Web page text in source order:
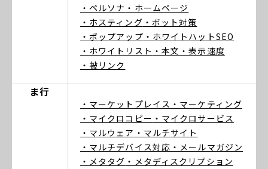
・ペルソナ ・ホームページ
・ホスティング ・ボット対策
・ポップアップ ・ホワイトハットSEO
・ホワイトリスト ・本文 ・表示速度
・被リンク
ま行
・マーケットプレイス ・マーケティング
・マイクロコピー ・マイクロサービス
・マルウェア ・マルチサイト
・マルチデバイス対応 ・メールマガジン
・メタタグ ・メタディスクリプション